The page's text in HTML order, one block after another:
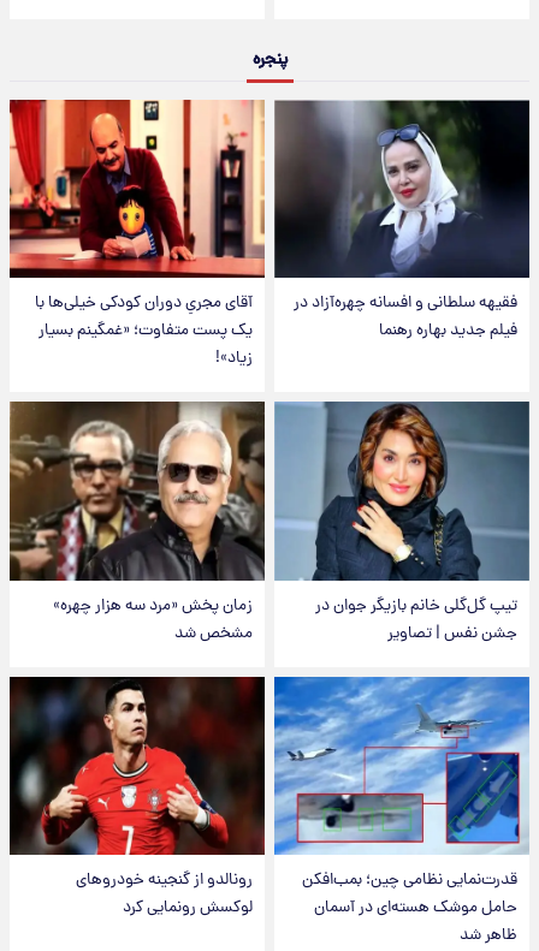
پنجره
فقیهه سلطانی و افسانه چهره‌آزاد در
فیلم جدید بهاره رهنما
آقای مجریِ دوران کودکی خیلی‌ها با
یک پست متفاوت؛ «غمگینم بسیار
زیاد»!
تیپ گل‌گلی خانم بازیگر جوان در
جشن نفس | تصاویر
زمان پخش «مرد سه هزار چهره»
مشخص شد
قدرت‌نمایی نظامی چین؛ بمب‌افکن
حامل موشک هسته‌ای در آسمان
ظاهر شد
رونالدو از گنجینه خودروهای
لوکسش رونمایی کرد